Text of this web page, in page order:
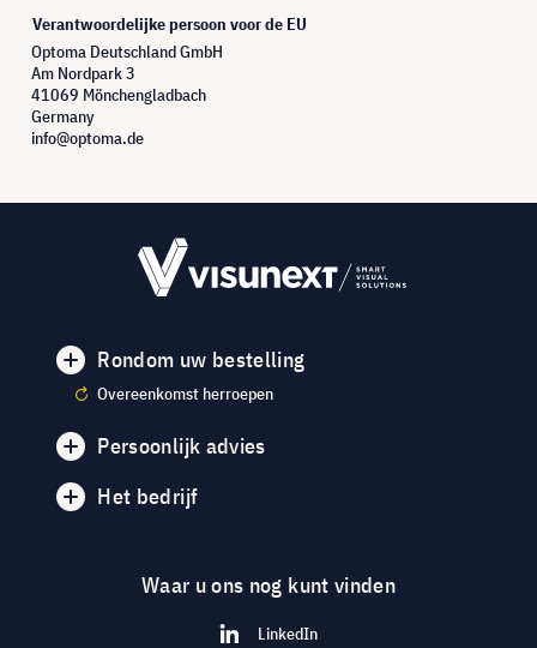
Verantwoordelijke persoon voor de EU
Optoma Deutschland GmbH
Am Nordpark 3
41069 Mönchengladbach
Germany
info@optoma.de
Rondom uw bestelling
Overeenkomst herroepen
Persoonlijk advies
Het bedrijf
Waar u ons nog kunt vinden
LinkedIn